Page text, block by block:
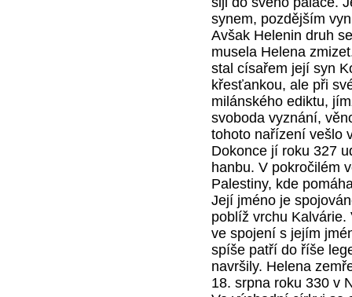
synem, pozdějším
Avšak Helenin druh
musela Helena
stal císařem její syn
křesťankou, ale při
milánského ediktu,
svoboda vyznání,
tohoto nařízení vešlo
Dokonce jí roku 327
hanbu. V pokročilém
Palestiny, kde
Její jméno je
poblíž vrchu
ve spojení s jejím
spíše patří do říše
navršily. Helena
18. srpna roku 330 v